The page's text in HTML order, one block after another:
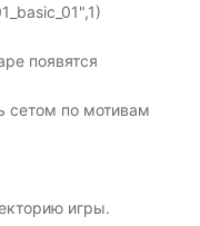
появятся
сетом по мотивам
игры.